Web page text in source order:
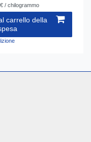
/ chilogrammo
carrello della